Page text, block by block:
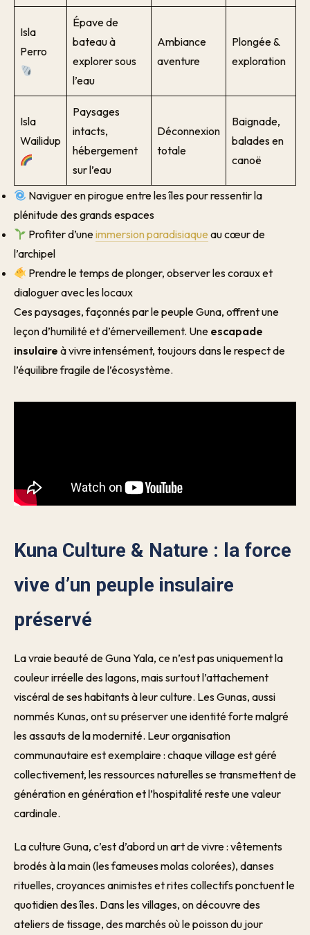
Isla
Perro
Épave de
bateau à
explorer sous
l’eau
Ambiance
aventure
Plongée &
exploration
Isla
Wailidup
Paysages
intacts,
hébergement
sur l’eau
Déconnexion
totale
Baignade,
balades en
canoë
Naviguer en pirogue entre les îles pour ressentir la
plénitude des grands espaces
Profiter d’uneimmersion paradisiaque au cœur de
l’archipel
Prendre le temps de plonger, observer les coraux et
dialoguer avec les locaux
Ces paysages, façonnés par le peuple Guna, offrent une
leçon d’humilité et d’émerveillement. Une escapade
insulaire à vivre intensément, toujours dans le respect de
l’équilibre fragile de l’écosystème.
Kuna Culture & Nature : la force
vive d’un peuple insulaire
préservé
La vraie beauté de Guna Yala, ce n’est pas uniquement la
couleur irréelle des lagons, mais surtout l’attachement
viscéral de ses habitants à leur culture. Les Gunas, aussi
nommés Kunas, ont su préserver une identité forte malgré
les assauts de la modernité. Leur organisation
communautaire est exemplaire : chaque village est géré
collectivement, les ressources naturelles se transmettent de
génération en génération et l’hospitalité reste une valeur
cardinale.
La culture Guna, c’est d’abord un art de vivre : vêtements
brodés à la main (les fameuses molas colorées), danses
rituelles, croyances animistes et rites collectifs ponctuent le
quotidien des îles. Dans les villages, on découvre des
ateliers de tissage, des marchés où le poisson du jour